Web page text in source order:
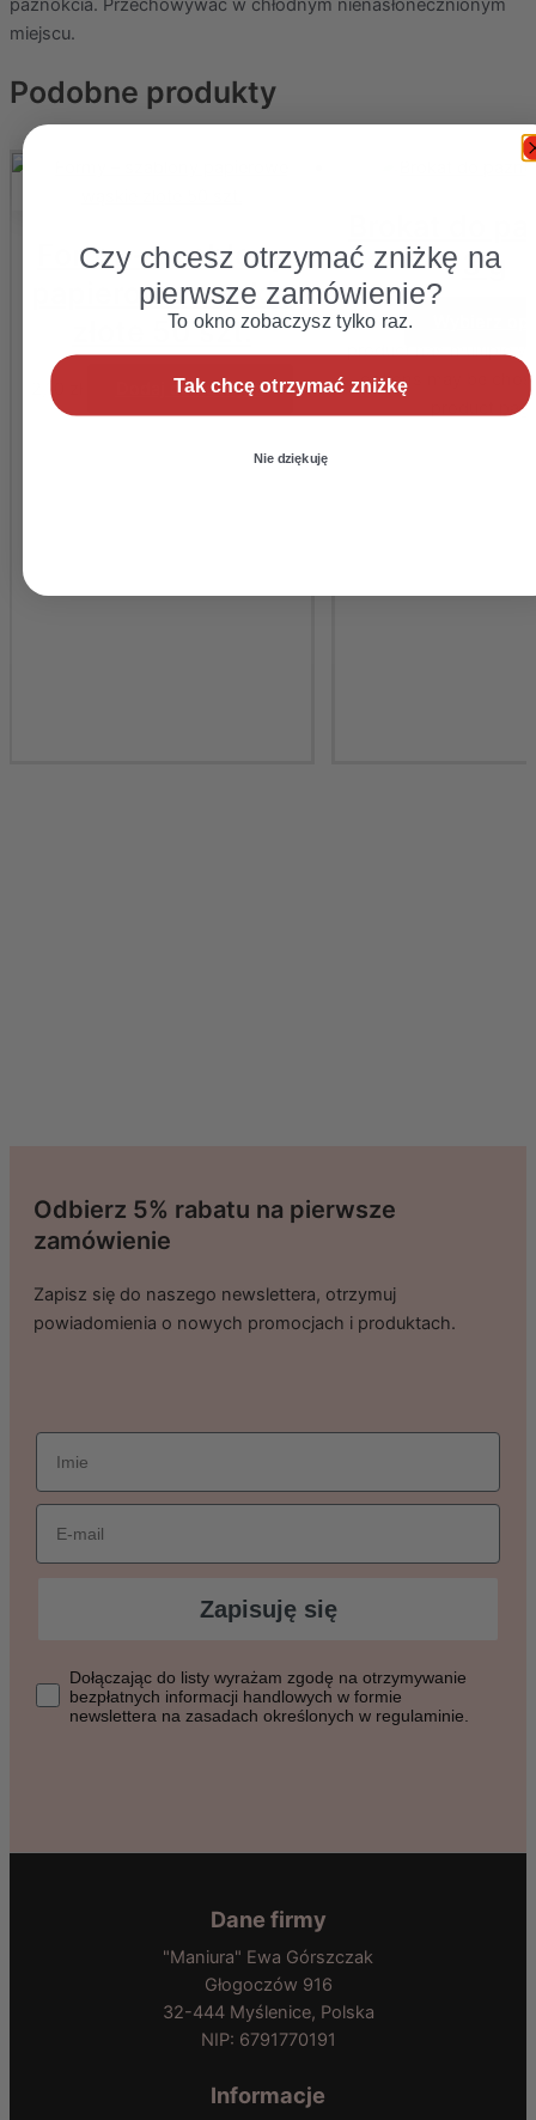
paznokcia. Przechowywać w chłodnym nienasłonecznionym
miejscu.
Podobne produkty
Formy – szablony
papierowe wąskie
złote 50 szt.
2,10 Dodaj do koszyka
3 g
1,50zł
product has multiple
options may be
product
Odbierz 5% rabatu na pierwsze
zamówienie
Zapisz się do naszego newslettera, otrzymuj
powiadomienia o nowych promocjach i produktach.
imie
Email
Zapisuję się
Dołączając do listy wyrażasz zgodę na otrzymywanie
Dołączając do listy wyrażam zgodę na otrzymywanie
bezpłatnych informacji handlowych w formie
newslettera na zasadach określonych w regulaminie.
Dane firmy
"Maniura" Ewa Górszczak
Głogoczów 916
32-444 Myślenice, Polska
NIP: 6791770191
Informacje
Czy chcesz otrzymać zniżkę na
pierwsze zamówienie?
To okno zobaczysz tylko raz.
Tak chcę otrzymać zniżkę
Nie dziękuję